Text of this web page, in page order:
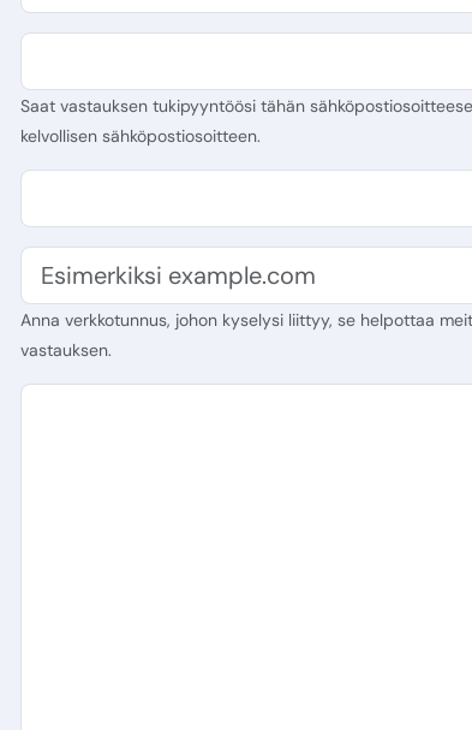
Saat vastauksen tukipyyntöösi tähän
kelvollisen sähköpostiosoitteen.
Anna verkkotunnus, johon kyselysi liittyy, se helpottaa
vastauksen.